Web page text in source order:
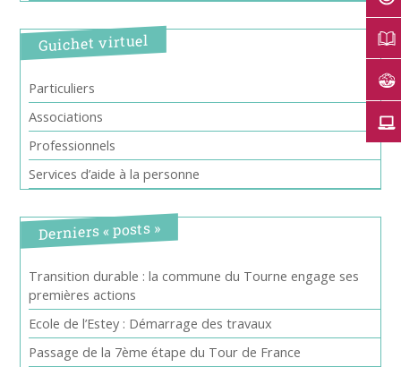
Guichet virtuel
Particuliers
Associations
Professionnels
Services d’aide à la personne
Derniers « posts »
Transition durable : la commune du Tourne engage ses
premières actions
Ecole de l’Estey : Démarrage des travaux
Passage de la 7ème étape du Tour de France